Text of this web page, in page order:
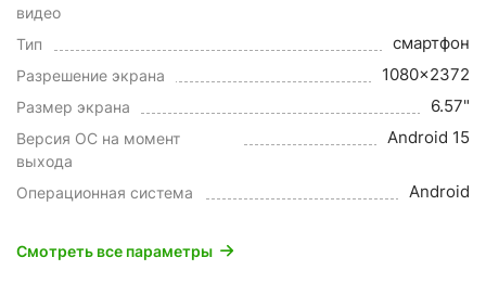
видео
Тип смартфон
Разрешение экрана 1080x2372
Размер экрана 6.57"
Версия ОС на момент
выхода
Android 15
Операционная система Android
Смотреть все параметры